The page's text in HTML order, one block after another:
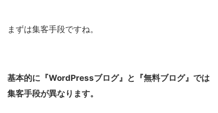
まずは集客手段ですね。
基本的に『WordPressブログ』と『無料ブログ』では
集客手段が異なります。